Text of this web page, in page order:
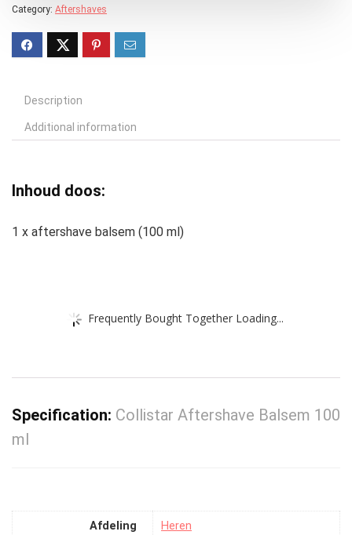
Category: Aftershaves
Description
Additional information
Inhoud doos:
1 x aftershave balsem (100 ml)
Frequently Bought Together Loading...
Specification: Collistar Aftershave Balsem 100
ml
Afdeling ‎Heren